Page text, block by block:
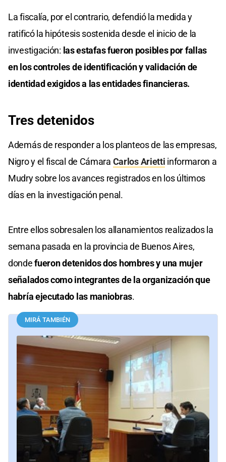
La fiscalía, por el contrario, defendió la medida y
ratificó la hipótesis sostenida desde el inicio de la
investigación: las estafas fueron posibles por fallas
en los controles de identificación y validación de
identidad exigidos a las entidades financieras.
Tres detenidos
Además de responder a los planteos de las empresas,
Nigro y el fiscal de Cámara Carlos Arietti informaron a
Mudry sobre los avances registrados en los últimos
días en la investigación penal.
Entre ellos sobresalen los allanamientos realizados la
semana pasada en la provincia de Buenos Aires,
dondefueron detenidos dos hombres y una mujer
señalados como integrantes de la organización que
habría ejecutado las maniobras.
MIRÁ TAMBIÉN